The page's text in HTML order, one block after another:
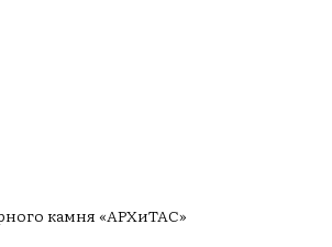
камня «АРХиТАС»